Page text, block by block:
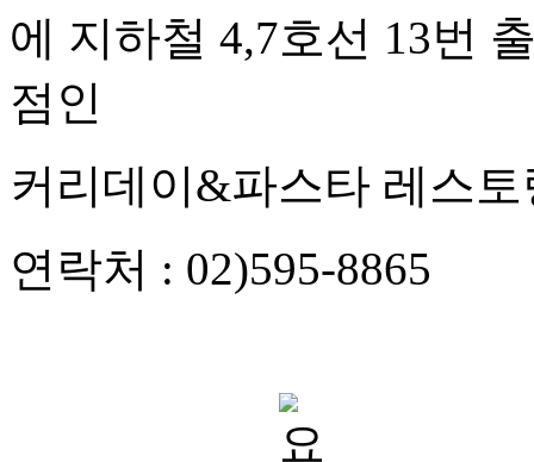
에 지하철 4,7호선 13번
점인
커리데이&파스타 레스
연락처 : 02)595-8865